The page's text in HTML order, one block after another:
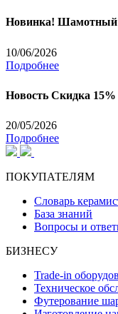
Новинка!
10/06/2026
Подробнее
Новость Скидка 15%
20/05/2026
Подробнее
ПОКУПАТЕЛЯМ
Словарь
База знаний
Вопросы и
БИЗНЕСУ
Trade-in
Техническое
Футерование